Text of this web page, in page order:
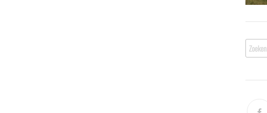
Zoeken
naar: